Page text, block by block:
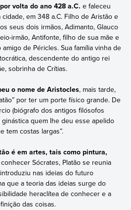
volta do ano 428 a.C. e faleceu
em 348 a.C. Filho de Aristão e
seus dois irmãos, Adimanto, Glauco
irmão, Antifonte, filho de sua mãe e
de Péricles. Sua família vinha de
descendente do antigo rei
sobrinha de Crítias.
o nome de Aristocles, mais tarde,
por ter um porte físico grande. De
(biógrafo dos antigos filósofos
quem lhe deu esse apelido
tem costas largas”.
é em artes, tais como pintura,
Sócrates, Platão se reunia
nas ideias do futuro
que a teoria das ideias surge do
heraclítea de conhecer e a
das coisas.